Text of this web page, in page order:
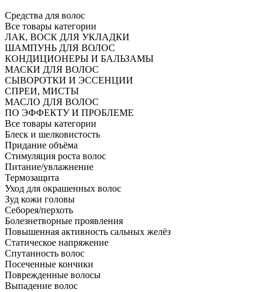
Средства для волос
Все товары категории
ЛАК, ВОСК ДЛЯ УКЛАДКИ
ШАМПУНЬ ДЛЯ ВОЛОС
КОНДИЦИОНЕРЫ И БАЛЬЗАМЫ
МАСКИ ДЛЯ ВОЛОС
СЫВОРОТКИ И ЭССЕНЦИИ
СПРЕИ, МИСТЫ
МАСЛО ДЛЯ ВОЛОС
ПО ЭФФЕКТУ И ПРОБЛЕМЕ
Все товары категории
Блеск и шелковистость
Придание объёма
Стимуляция роста волос
Питание/увлажнение
Термозащита
Уход для окрашенных волос
Зуд кожи головы
Себорея/перхоть
Болезнетворные проявления
Повышенная активность сальных желёз
Статическое напряжение
Спутанность волос
Посеченные кончики
Поврежденные волосы
Выпадение волос